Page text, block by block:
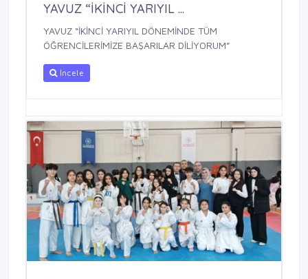
YAVUZ “İKİNCİ YARIYIL ...
YAVUZ “İKİNCİ YARIYIL DÖNEMİNDE TÜM
ÖĞRENCİLERİMİZE BAŞARILAR DİLİYORUM”
İncele